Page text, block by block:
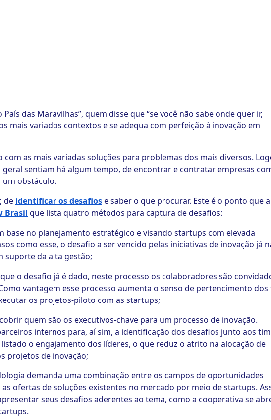
das Maravilhas”, quem disse que “se você não sabe onde quer ir,
mais variados contextos e se adequa com perfeição à inovação em
as mais variadas soluções para problemas dos mais diversos.
sentiam há algum tempo, de encontrar e contratar empresas
um obstáculo.
de identificar os desafiose saber o que procurar. Este é o ponto que
Brasil que lista quatro métodos para captura de desafios:
base no planejamento estratégico e visando startups com elevada
como esse, o desafio a ser vencido pelas iniciativas de inovação já
suporte da alta gestão;
o desafio já é dado, neste processo os colaboradores são
vantagem esse processo aumenta o senso de pertencimento dos
os projetos-piloto com as startups;
quem são os executivos-chave para um processo de inovação.
internos para, aí sim, a identificação dos desafios junto aos
o engajamento dos líderes, o que reduz o atrito na alocação de
projetos de inovação;
demanda uma combinação entre os campos de oportunidades
ofertas de soluções existentes no mercado por meio de startups.
seus desafios aderentes ao tema, como a cooperativa se